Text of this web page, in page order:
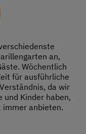
an,
Wöchentlich
für ausführliche
da wir
und Kinder haben,
immer anbieten.